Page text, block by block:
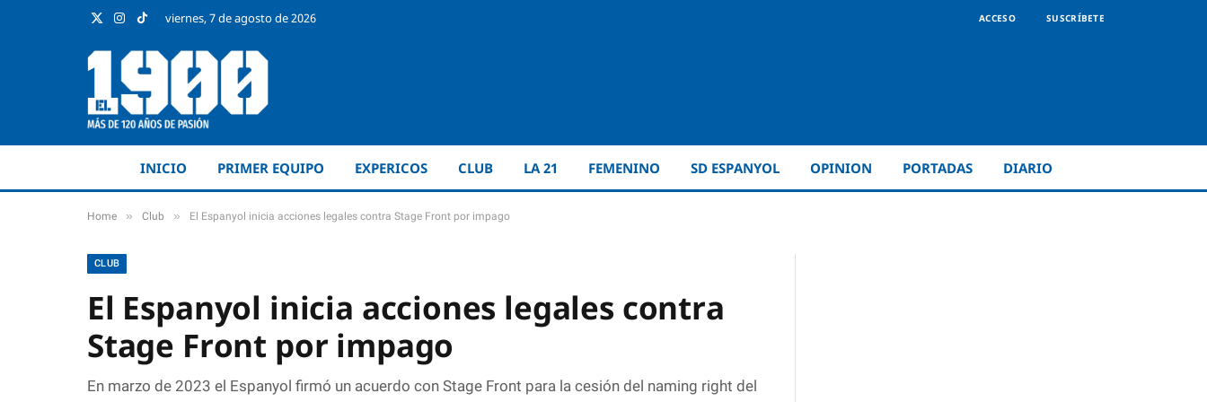
X
Instagram
TikTokviernes, 7 de agosto de 2026 ACCESO SUSCRÍBETE
INICIO PRIMER EQUIPO EXPERICOS CLUB LA 21 FEMENINO SD ESPANYOL OPINION PORTADAS DIARIO
Home » Club » El Espanyol inicia acciones legales contra Stage Front por impago
CLUB
El Espanyol inicia acciones legales contra
Stage Front por impago
En marzo de 2023 el Espanyol firmó un acuerdo con Stage Front para la cesión del naming right del